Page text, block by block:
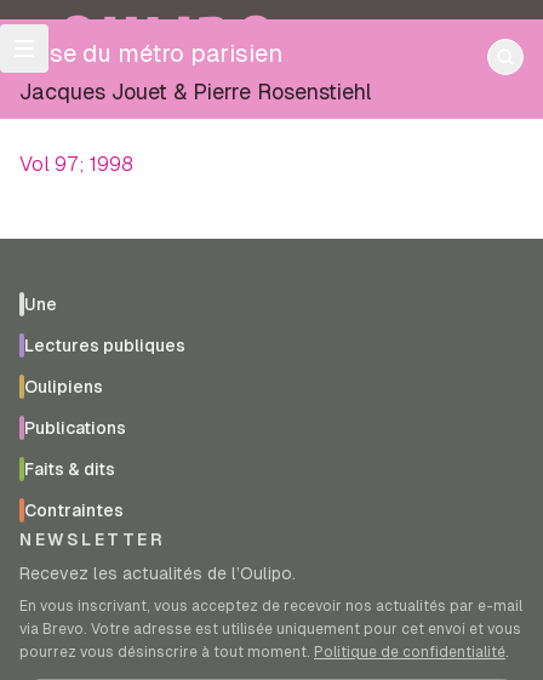
OULIPO
Frise du métro parisien
Jacques Jouet & Pierre Rosenstiehl
Vol 97; 1998
Une
Lectures publiques
Oulipiens
Publications
Faits & dits
Contraintes
NEWSLETTER
Recevez les actualités de l’Oulipo.
En vous inscrivant, vous acceptez de recevoir nos actualités par e-mail
via Brevo. Votre adresse est utilisée uniquement pour cet envoi et vous
pourrez vous désinscrire à tout moment. Politique de confidentialité.